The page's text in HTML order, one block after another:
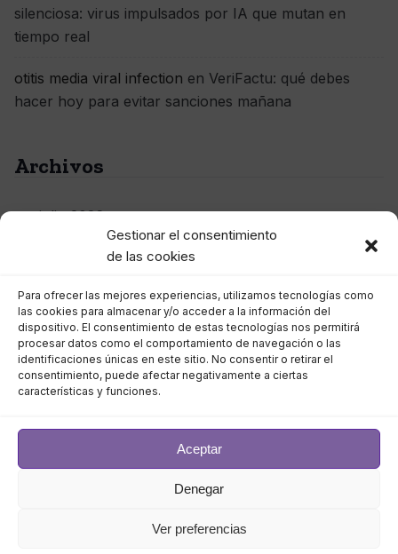
Gestionar el consentimiento
de las cookies
Para ofrecer las mejores experiencias, utilizamos tecnologías como
las cookies para almacenar y/o acceder a la información del
dispositivo. El consentimiento de estas tecnologías nos permitirá
procesar datos como el comportamiento de navegación o las
identificaciones únicas en este sitio. No consentir o retirar el
consentimiento, puede afectar negativamente a ciertas
características y funciones.
Aceptar
Denegar
Ver preferencias
silenciosa: virus impulsados por IA que mutan en
tiempo real
otitis media viral infection en VeriFactu: qué debes
hacer hoy para evitar sanciones mañana
Archivos
julio 2026
junio 2026
mayo 2026
abril 2026
marzo 2026
febrero 2026
enero 2026